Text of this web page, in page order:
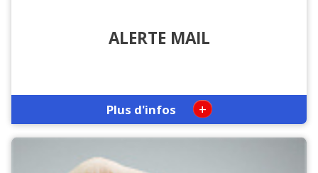
ALERTE MAIL
Plus d'infos +